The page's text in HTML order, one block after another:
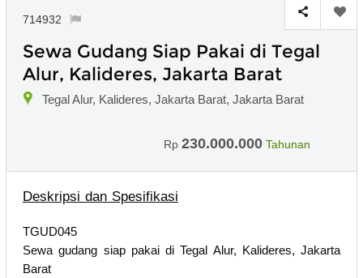
714932
Sewa Gudang Siap Pakai di Tegal
Alur, Kalideres, Jakarta Barat
Tegal Alur, Kalideres, Jakarta Barat, Jakarta Barat
Rp 230.000.000 Tahunan
Deskripsi dan Spesifikasi
TGUD045
Sewa gudang siap pakai di Tegal Alur, Kalideres, Jakarta
Barat